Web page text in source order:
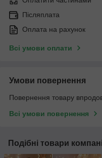
Післяплата
Оплата на рахунок
Всі умови оплати
Умови повернення
Повернення товару
Всі умови повернення
Подібні товари